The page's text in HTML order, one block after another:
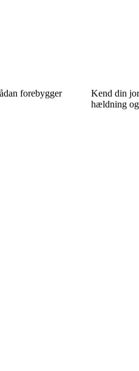
forebygger
Kend din
hældning